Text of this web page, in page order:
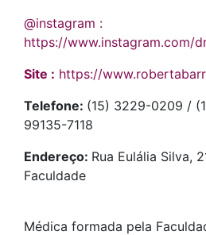
@instagram :
https://www.instagram.com/
Site : https://
Telefone: (15) 3229-0209 /
99135-7118
Endereço: Rua Eulália Silva,
Faculdade
Médica formada pela